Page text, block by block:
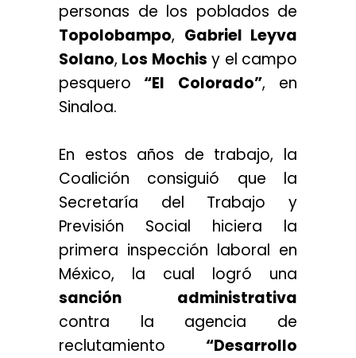
personas de los poblados de
Topolobampo, Gabriel Leyva
Solano, Los Mochis y el campo
pesquero “El Colorado”, en
Sinaloa.
En estos años de trabajo, la
Coalición consiguió que la
Secretaría del Trabajo y
Previsión Social hiciera la
primera inspección laboral en
México, la cual logró una
sanción administrativa
contra la agencia de
reclutamiento “Desarrollo